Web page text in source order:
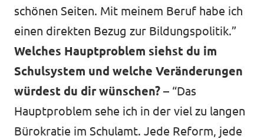
schönen Seiten. Mit meinem Beruf habe ich
einen direkten Bezug zur Bildungspolitik.”
Welches Hauptproblem siehst du im
Schulsystem und welche Veränderungen
würdest du dir wünschen? – “Das
Hauptproblem sehe ich in der viel zu langen
Bürokratie im Schulamt. Jede Reform, jede